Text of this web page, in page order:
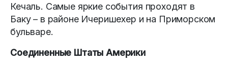
Кечаль. Самые яркие события проходят в
Баку – в районе Ичеришехер и на Приморском
бульваре.
Соединенные Штаты Америки